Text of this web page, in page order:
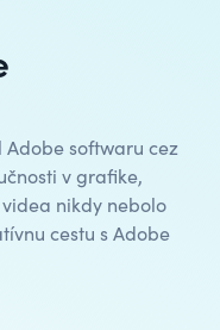
softwaru cez
v grafike,
nikdy nebolo
cestu s Adobe